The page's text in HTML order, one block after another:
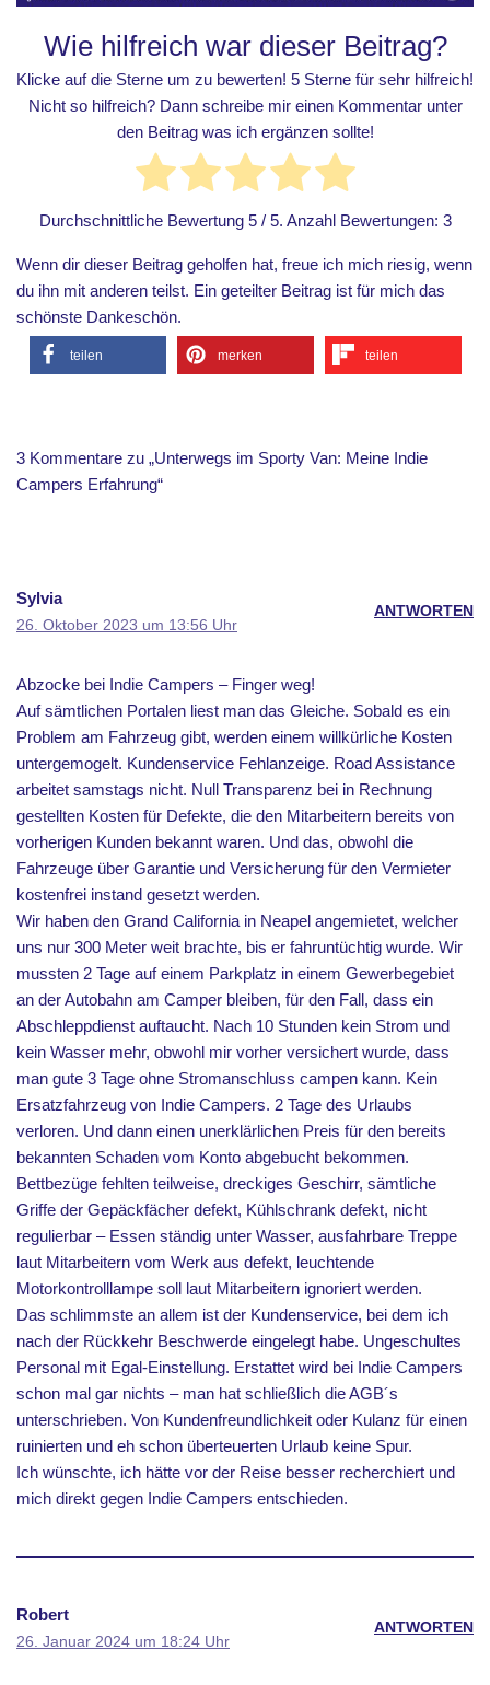
Wie hilfreich war dieser Beitrag?
Klicke auf die Sterne um zu bewerten! 5 Sterne für sehr hilfreich!
Nicht so hilfreich? Dann schreibe mir einen Kommentar unter
den Beitrag was ich ergänzen sollte!
Durchschnittliche Bewertung 5/ 5. Anzahl Bewertungen: 3
Wenn dir dieser Beitrag geholfen hat, freue ich mich riesig, wenn
du ihn mit anderen teilst. Ein geteilter Beitrag ist für mich das
schönste Dankeschön.
teilen merken teilen
3 Kommentare zu „Unterwegs im Sporty Van: Meine Indie
Campers Erfahrung“
Sylvia
26. Oktober 2023 um 13:56 Uhr
ANTWORTEN
Abzocke bei Indie Campers – Finger weg!
Auf sämtlichen Portalen liest man das Gleiche. Sobald es ein
Problem am Fahrzeug gibt, werden einem willkürliche Kosten
untergemogelt. Kundenservice Fehlanzeige. Road Assistance
arbeitet samstags nicht. Null Transparenz bei in Rechnung
gestellten Kosten für Defekte, die den Mitarbeitern bereits von
vorherigen Kunden bekannt waren. Und das, obwohl die
Fahrzeuge über Garantie und Versicherung für den Vermieter
kostenfrei instand gesetzt werden.
Wir haben den Grand California in Neapel angemietet, welcher
uns nur 300 Meter weit brachte, bis er fahruntüchtig wurde. Wir
mussten 2 Tage auf einem Parkplatz in einem Gewerbegebiet
an der Autobahn am Camper bleiben, für den Fall, dass ein
Abschleppdienst auftaucht. Nach 10 Stunden kein Strom und
kein Wasser mehr, obwohl mir vorher versichert wurde, dass
man gute 3 Tage ohne Stromanschluss campen kann. Kein
Ersatzfahrzeug von Indie Campers. 2 Tage des Urlaubs
verloren. Und dann einen unerklärlichen Preis für den bereits
bekannten Schaden vom Konto abgebucht bekommen.
Bettbezüge fehlten teilweise, dreckiges Geschirr, sämtliche
Griffe der Gepäckfächer defekt, Kühlschrank defekt, nicht
regulierbar – Essen ständig unter Wasser, ausfahrbare Treppe
laut Mitarbeitern vom Werk aus defekt, leuchtende
Motorkontrolllampe soll laut Mitarbeitern ignoriert werden.
Das schlimmste an allem ist der Kundenservice, bei dem ich
nach der Rückkehr Beschwerde eingelegt habe. Ungeschultes
Personal mit Egal-Einstellung. Erstattet wird bei Indie Campers
schon mal gar nichts – man hat schließlich die AGB´s
unterschrieben. Von Kundenfreundlichkeit oder Kulanz für einen
ruinierten und eh schon überteuerten Urlaub keine Spur.
Ich wünschte, ich hätte vor der Reise besser recherchiert und
mich direkt gegen Indie Campers entschieden.
Robert
26. Januar 2024 um 18:24 Uhr
ANTWORTEN